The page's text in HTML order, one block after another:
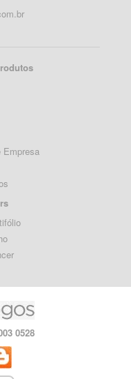
Empresa
0528